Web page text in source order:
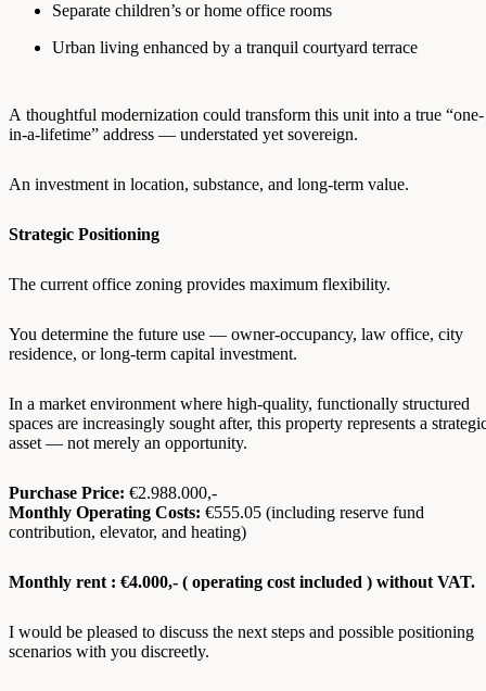
Separate children’s or home office rooms
Urban living enhanced by a tranquil courtyard terrace
A thoughtful modernization could transform this unit into a true “one-
in-a-lifetime” address — understated yet sovereign.
An investment in location, substance, and long-term value.
Strategic Positioning
The current office zoning provides maximum flexibility.
You determine the future use — owner-occupancy, law office, city
residence, or long-term capital investment.
In a market environment where high-quality, functionally structured
spaces are increasingly sought after, this property represents a
asset — not merely an opportunity.
Purchase Price: €2.988.000,-
Monthly Operating Costs: €555.05 (including reserve fund
contribution, elevator, and heating)
Monthly rent : €4.000,- ( operating cost included ) without VAT.
I would be pleased to discuss the next steps and possible positioning
scenarios with you discreetly.